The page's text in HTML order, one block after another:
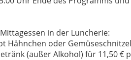
in der Luncherie:
Hähnchen oder
(außer Alkohol) für 11,50 €